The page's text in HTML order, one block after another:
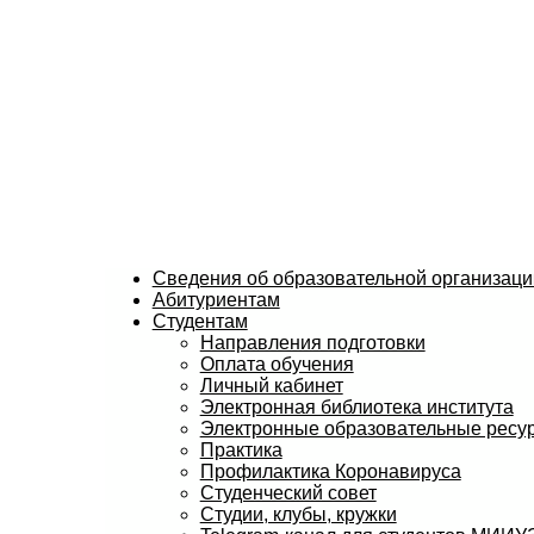
Сведения об образовательной
Абитуриентам
Студентам
Направления подготовки
Оплата обучения
Личный кабинет
Электронная библиотека института
Электронные образовательные
Практика
Профилактика Коронавируса
Студенческий совет
Студии, клубы, кружки